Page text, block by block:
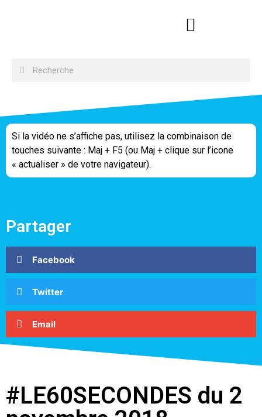
Si la vidéo ne s’affiche pas, utilisez la combinaison de
touches suivante : Maj + F5 (ou Maj + clique sur l’icone
« actualiser » de votre navigateur).
Partager
Facebook
Twitter
Email
#LE60SECONDES du 2